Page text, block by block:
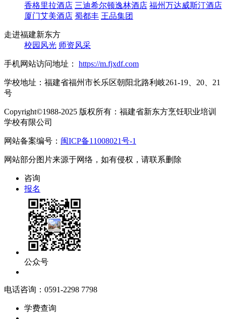
香格里拉酒店 三迪希尔顿逸林酒店 福州万达威斯汀酒店
厦门艾美酒店 蜀都丰 王品集团
走进福建新东方
校园风光 师资风采
手机网站访问地址： https://m.fjxdf.com
学校地址：福建省福州市长乐区朝阳北路利岐261-19、20、21
号
Copyright©1988-2025 版权所有：福建省新东方烹饪职业培训
学校有限公司
网站备案编号： 闽ICP备11008021号-1
网站部分图片来源于网络，如有侵权，请联系删除
咨询
报名
公众号
电话咨询：0591-2298 7798
学费查询